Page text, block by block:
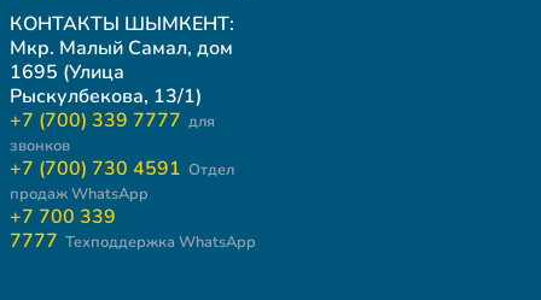
КОНТАКТЫ ШЫМКЕНТ:
Мкр. Малый Самал, дом
1695 (Улица
Рыскулбекова, 13/1)
+7 (700) 339 7777 для
звонков
+7 (700) 730 4591 Отдел
продаж WhatsApp
+7 700 339
7777 Техподдержка WhatsApp